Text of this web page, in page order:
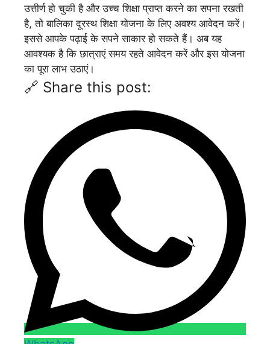
उत्तीर्ण हो चुकी है और उच्च शिक्षा प्राप्त करने का सपना रखती
है, तो बालिका दूरस्थ शिक्षा योजना के लिए अवश्य आवेदन करें।
इससे आपके पढ़ाई के सपने साकार हो सकते हैं। अब यह
आवश्यक है कि छात्राएं समय रहते आवेदन करें और इस योजना
का पूरा लाभ उठाएं।
🔗 Share this post: